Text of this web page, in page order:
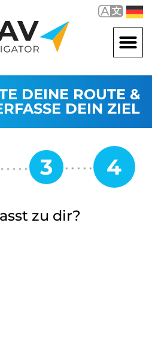
DEINE ROUTE &
DEIN ZIEL
zu dir?